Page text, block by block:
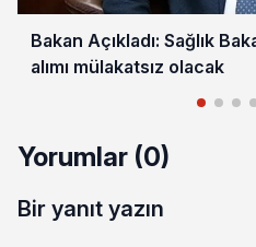
Bakan Açıkladı: Sağlık
alımı mülakatsız olacak
Yorumlar (0)
Bir yanıt yazın